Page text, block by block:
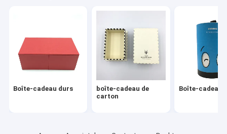
Casse-tête de DIY
Calendrier de bureau de carton
Carnet de papier en spirale
Boîte-cadeau durs
boîte-cadeau de
carton
Boîte-cadeau